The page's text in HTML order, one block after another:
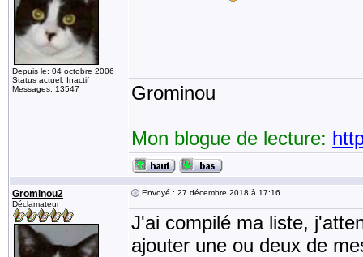
Depuis le: 04 octobre 2006
Status actuel: Inactif
Messages: 13547
Grominou
Mon blogue de lecture:
Grominou2
Déclamateur
Envoyé : 27 décembre 2018 à 17:16
J'ai compilé ma liste,
ajouter une ou deux de